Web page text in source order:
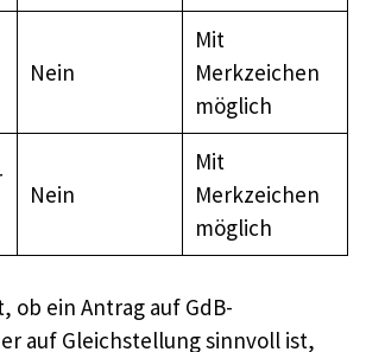
Nein
Mit
Merkzeichen
möglich
Nein
Mit
Merkzeichen
möglich
ob ein Antrag auf GdB-
auf Gleichstellung sinnvoll ist,